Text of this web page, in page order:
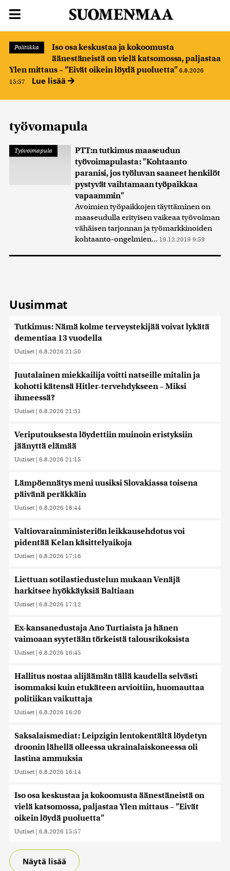
Politiikka
Iso osa keskustaa ja kokoomusta
äänestäneistä on vielä katsomossa, paljastaa
Ylen mittaus – ”Eivät oikein löydä puoluetta” 6.8.2026
15:57
Lue lisää
työvomapula
Työvoimapula
PTT:n tutkimus maaseudun
työvoimapulasta: "Kohtaanto
paranisi, jos työluvan saaneet henkilöt
pystyvät vaihtamaan työpaikkaa
vapaammin"
Avoimien työpaikkojen täyttäminen on
maaseudulla erityisen vaikeaa työvoiman
vähäisen tarjonnan ja työmarkkinoiden
kohtaanto-ongelmien... 19.12.2019 9:59
Uusimmat
Tutkimus: Nämä kolme terveystekijää voivat lykätä
dementiaa 13 vuodella
Uutiset | 6.8.2026 21:50
Juutalainen miekkailija voitti natseille mitalin ja
kohotti kätensä Hitler-tervehdykseen – Miksi
ihmeessä?
Uutiset | 6.8.2026 21:31
Veriputouksesta löydettiin muinoin eristyksiin
jäänyttä elämää
Uutiset | 6.8.2026 21:15
Lämpöennätys meni uusiksi Slovakiassa toisena
päivänä peräkkäin
Uutiset | 6.8.2026 18:44
Valtiovarainministeriön leikkausehdotus voi
pidentää Kelan käsittelyaikoja
Uutiset | 6.8.2026 17:16
Liettuan sotilastiedustelun mukaan Venäjä
harkitsee hyökkäyksiä Baltiaan
Uutiset | 6.8.2026 17:12
Ex-kansanedustaja Ano Turtiaista ja hänen
vaimoaan syytetään törkeistä talousrikoksista
Uutiset | 6.8.2026 16:45
Hallitus nostaa alijäämän tällä kaudella selvästi
isommaksi kuin etukäteen arvioitiin, huomauttaa
politiikan vaikuttaja
Uutiset | 6.8.2026 16:20
Saksalaismediat: Leipzigin lentokentältä löydetyn
droonin lähellä olleessa ukrainalaiskoneessa oli
lastina ammuksia
Uutiset | 6.8.2026 16:14
Iso osa keskustaa ja kokoomusta äänestäneistä on
vielä katsomossa, paljastaa Ylen mittaus – ”Eivät
oikein löydä puoluetta”
Uutiset | 6.8.2026 15:57
Näytä lisää